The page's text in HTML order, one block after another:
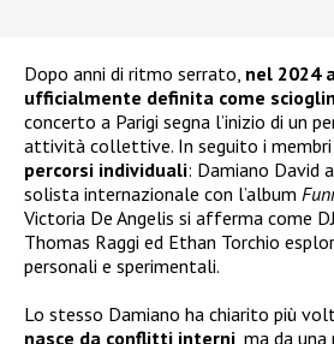
Dopo anni di ritmo serrato, nel 2024
ufficialmente definita come
concerto a Parigi segna l’inizio di un
attività collettive. In seguito i membri
percorsi individuali: Damiano David
solista internazionale con l’album
Victoria De Angelis si afferma come
Thomas Raggi ed Ethan Torchio
personali e sperimentali.
Lo stesso Damiano ha chiarito più
nasce da conflitti interni , ma da